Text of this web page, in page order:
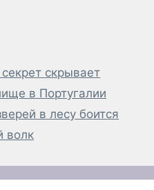
скрывает
в Португалии
в лесу боится
волк